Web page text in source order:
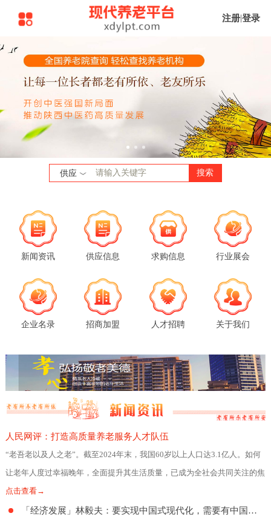
注册 |登录
供应 搜索
新闻资讯 供应信息 求购信息 行业展会
企业名录 招商加盟 人才招聘 关于我们
人民网评：打造高质量养老服务人才队伍
“老吾老以及人之老”。截至2024年末，我国60岁以上人口达3.1亿人。如何
让老年人度过幸福晚年，全面提升其生活质量，已成为全社会共同关注的焦
点。日前，民政部、人力资源社会
点击查看→
「经济发展」林毅夫：要实现中国式现代化，需要有中国特色的养老制度